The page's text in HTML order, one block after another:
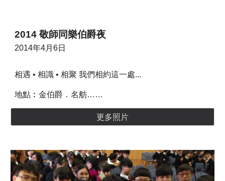
2014 敬師同樂伯爵夜
2014年4月6日
相遇 • 相識 • 相聚 我們相約這一處...
地點︰金伯爵．名舫……
更多照片